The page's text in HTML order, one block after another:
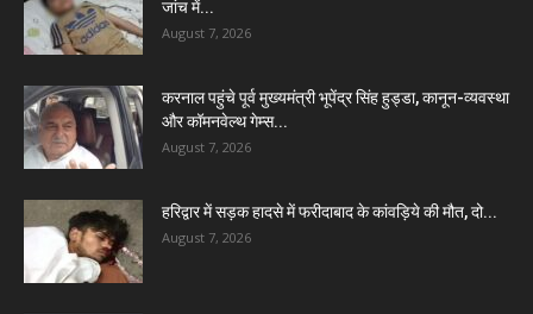
जांच में...
August 7, 2026
करनाल पहुंचे पूर्व मुख्यमंत्री भूपेंद्र सिंह हुड्डा, कानून-व्यवस्था
और कॉमनवेल्थ गेम्स...
August 7, 2026
हरिद्वार में सड़क हादसे में फरीदाबाद के कांवड़िये की मौत, दो...
August 7, 2026